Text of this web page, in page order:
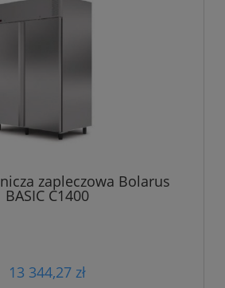
zapleczowa Bolarus
BASIC C1400
13 344,27 zł